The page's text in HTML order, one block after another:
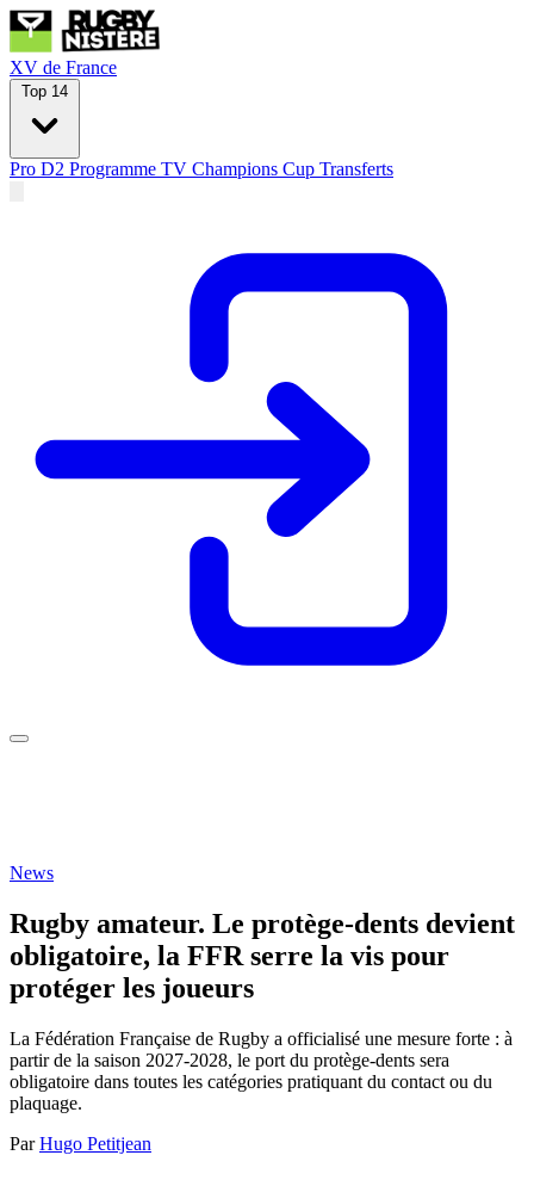
XV de France
Top 14
Pro D2 Programme TV Champions Cup Transferts
News
Rugby amateur. Le protège-dents devient
obligatoire, la FFR serre la vis pour
protéger les joueurs
La Fédération Française de Rugby a officialisé une mesure forte : à
partir de la saison 2027-2028, le port du protège-dents sera
obligatoire dans toutes les catégories pratiquant du contact ou du
plaquage.
Par Hugo Petitjean